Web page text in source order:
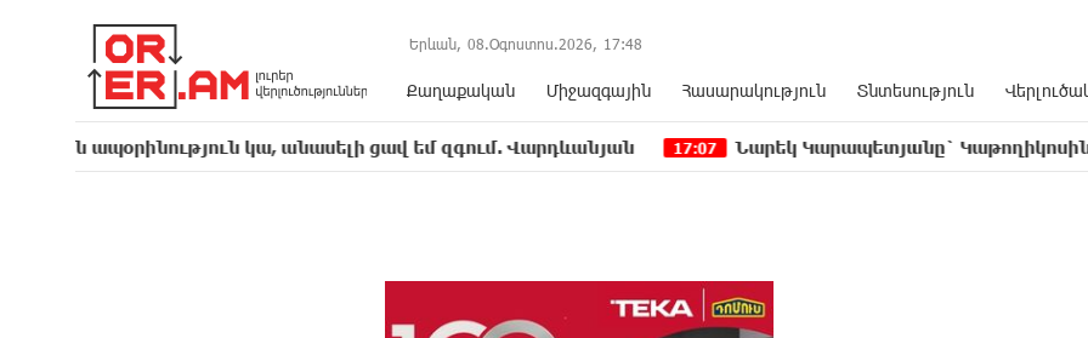
Երևան, 08.Օգոստոս.2026, 17:48
Քաղաքական Միջազգային Հասարակություն Տնտեսություն
կա, անասելի ցավ եմ զգում. Վարդևանյան 17:07 Նարեկ Կարապետյանը` Կաթողիկոսին հեռացնել